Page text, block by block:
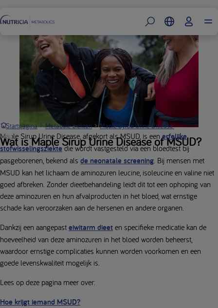
Wat is Maple Sirup Urine Disease of MSUD?
Startpagina Metabole ziekten Maple Syrup Urine Disease (MSUD)
Maple Sirup Urine Disease, afgekort als MSUD, is eenerfelijke
stofwisselingsziektedie wordt vastgesteld via een bloedtest bij
pasgeborenen, bekend als de neonatale screening. Bij mensen met
MSUD kan het lichaam de aminozuren leucine, isoleucine en valine niet
goed afbreken. Zonder dieetbehandeling leidt dit tot een ophoping van
deze aminozuren en hun afvalproducten in het bloed, wat ernstige
schade kan veroorzaken aan de hersenen en andere organen.
Dankzij een aangepast eiwitarm dieet en specifieke medicatie kan de
hoeveelheid van deze aminozuren in het bloed worden beheerst,
waardoor ernstige complicaties kunnen worden voorkomen en een
goede levenskwaliteit mogelijk is.
Lees op deze pagina meer over:
Hoe krijgt iemand MSUD?